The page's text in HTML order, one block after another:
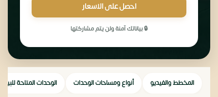
احصل على الاسعار
🔒 بياناتك آمنة ولن يتم مشاركتها
المخطط والفيديو أنواع ومساحات الوحدات الوحدات المتاحة للبيع